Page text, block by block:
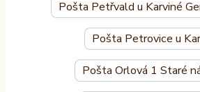
Pošta Petřvald u Karviné
Pošta Petrovice u
Pošta Orlová 1 Staré